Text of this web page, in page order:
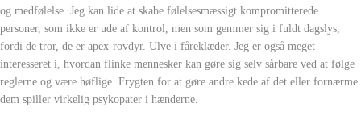
og medfølelse. Jeg kan lide at skabe følelsesmæssigt kompromitterede
personer, som ikke er ude af kontrol, men som gemmer sig i fuldt dagslys,
fordi de tror, de er apex-rovdyr. Ulve i fåreklæder. Jeg er også meget
interesseret i, hvordan flinke mennesker kan gøre sig selv sårbare ved at følge
reglerne og være høflige. Frygten for at gøre andre kede af det eller fornærme
dem spiller virkelig psykopater i hænderne.